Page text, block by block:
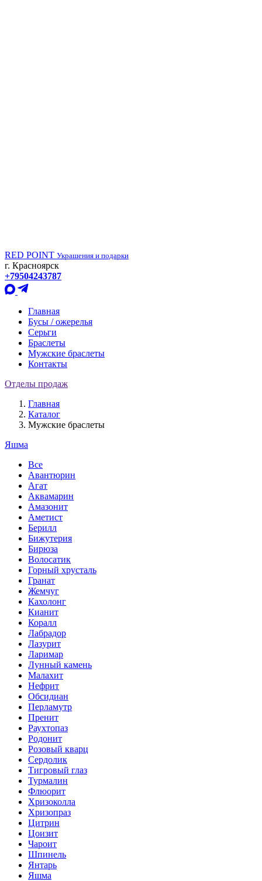
RED POINT Украшения и подарки
г. Красноярск
+79504243787
Главная
Бусы / ожерелья
Серьги
Браслеты
Мужские браслеты
Контакты
Отделы продаж
Главная
Каталог
Мужские браслеты
Яшма
Все
Авантюрин
Агат
Аквамарин
Амазонит
Аметист
Берилл
Бижутерия
Бирюза
Волосатик
Горный хрусталь
Гранат
Жемчуг
Кахолонг
Кианит
Коралл
Лабрадор
Лазурит
Ларимар
Лунный камень
Малахит
Нефрит
Обсидиан
Перламутр
Пренит
Раухтопаз
Родонит
Розовый кварц
Сердолик
Тигровый глаз
Турмалин
Флюорит
Хризоколла
Хризопраз
Цитрин
Цоизит
Чароит
Шпинель
Янтарь
Яшма